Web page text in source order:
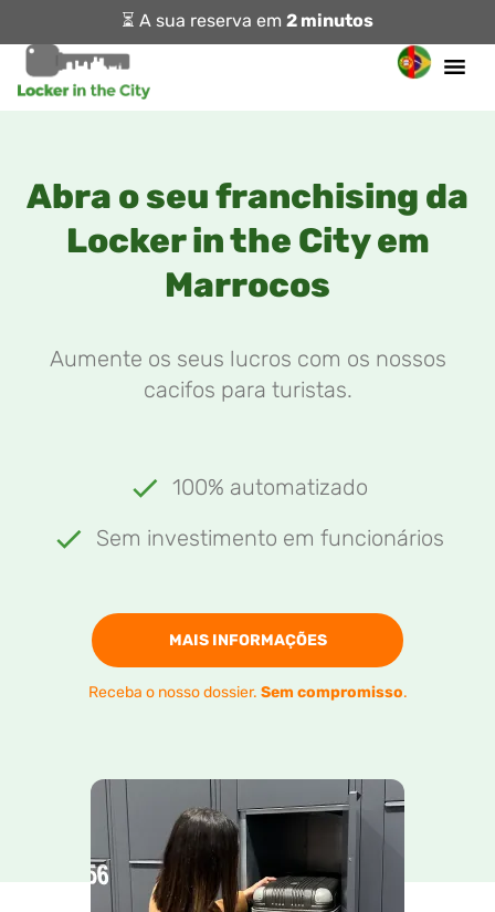
⏳ A sua reserva em 2 minutos
Abra o seu franchising da
Locker in the City em
Marrocos
Aumente os seus lucros com os nossos
cacifos para turistas.
100% automatizado
Sem investimento em funcionários
MAIS INFORMAÇÕES
Receba o nosso dossier. Sem compromisso.